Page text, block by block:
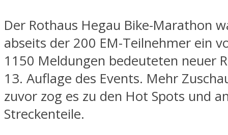
Der Rothaus Hegau Bike-Marathon
abseits der 200 EM-Teilnehmer ein
1150 Meldungen bedeuteten neuer
13. Auflage des Events. Mehr
zuvor zog es zu den Hot Spots und
Streckenteile.